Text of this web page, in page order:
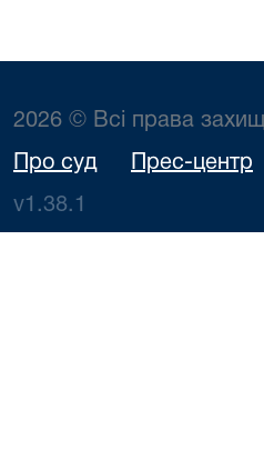
2026 © Всі права
Про суд Прес-центр
v1.38.1